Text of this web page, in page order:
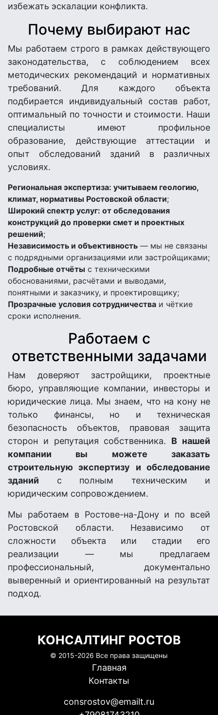
избежать эскалации конфликта.
Почему выбирают нас
Мы работаем строго в рамках действующего
законодательства, с соблюдением всех
методических рекомендаций и нормативных
требований. Для каждого объекта
подбирается индивидуальный состав работ,
оптимальный по точности и стоимости. Наши
специалисты имеют профильное
образование, действующие аттестации и
опыт обследований зданий в различных
условиях.
Региональная экспертиза: учитываем геологию,
климат, нормативы Ростовской области;
Широкий спектр услуг: от обследования
конструкций до проверки смет и проектных
решений;
Независимость и объективность — мы не связаны
с подрядными организациями или застройщиками;
Подробные отчёты с техническими
обоснованиями, расчётами и выводами,
понятными и заказчику, и проектировщику;
Прозрачные условия сотрудничества и чёткие
сроки исполнения.
Работаем с
ответственными задачами
Нам доверяют застройщики, проектные
бюро, управляющие компании, инвесторы и
юридические лица. Мы знаем, что на кону не
только финансы, но и техническая
безопасность объектов, правовая защита
сторон и репутация собственника. В нашей
компании вы можете заказать
строительную экспертизу и обследование
зданий с полным техническим и
юридическим сопровождением.
Мы работаем в Ростове-на-Дону и по всей
Ростовской области. Независимо от
сложности объекта или стадии его
реализации — мы предлагаем
профессиональный, документально
выверенный и ориентированный на результат
подход.
КОНСАЛТИНГ РОСТОВ
© 2015-2026 Все права защищены
Главная
Контакты
consrostov@emailt.ru